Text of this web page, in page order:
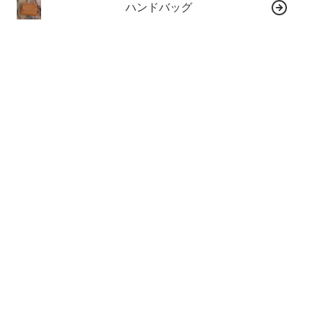
ハンドバッグ